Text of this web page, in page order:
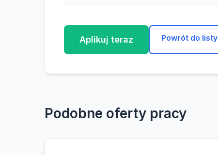
Aplikuj teraz Powrót do listy
Podobne oferty pracy